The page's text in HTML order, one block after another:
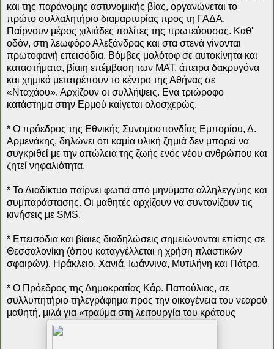
και της παράνομης αστυνομικής βίας, οργανώνεται το
πρώτο συλλαλητήριο διαμαρτυρίας προς τη ΓΑΔΑ.
Παίρνουν μέρος χιλιάδες πολίτες της πρωτεύουσας. Καθ'
οδόν, στη λεωφόρο Αλεξάνδρας και στα στενά γίνονται
πρωτοφανή επεισόδια. Βόμβες μολότοφ σε αυτοκίνητα και
καταστήματα, βίαιη επέμβαση των ΜΑΤ, άπειρα δακρυγόνα
και χημικά μετατρέπουν το κέντρο της Αθήνας σε
«Νταχάου». Αρχίζουν οι συλλήψεις. Ενα τριώροφο
κατάστημα στην Ερμού καίγεται ολοσχερώς.
* Ο πρόεδρος της Εθνικής Συνομοσπονδίας Εμπορίου, Δ.
Αρμενάκης, δηλώνει ότι καμία υλική ζημιά δεν μπορεί να
συγκριθεί με την απώλεια της ζωής ενός νέου ανθρώπου και
ζητεί νηφαλιότητα.
* Το Διαδίκτυο παίρνει φωτιά από μηνύματα αλληλεγγύης και
συμπαράστασης. Οι μαθητές αρχίζουν να συντονίζουν τις
κινήσεις με SMS.
* Επεισόδια και βίαιες διαδηλώσεις σημειώνονται επίσης σε
Θεσσαλονίκη (όπου καταγγέλλεται η χρήση πλαστικών
σφαιρών), Ηράκλειο, Χανιά, Ιωάννινα, Μυτιλήνη και Πάτρα.
* Ο Πρόεδρος της Δημοκρατίας Κάρ. Παπούλιας, σε
συλλυπητήριο τηλεγράφημα προς την οικογένεια του νεαρού
μαθητή, μιλά για «τραύμα στη λειτουργία του κράτους